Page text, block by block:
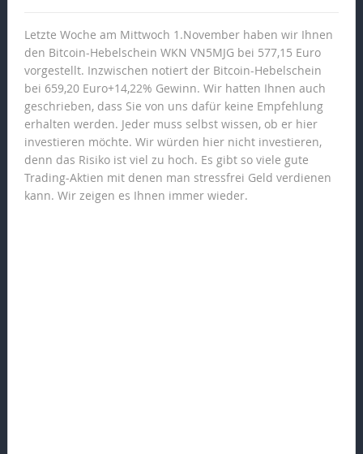
Letzte Woche am Mittwoch 1.November haben wir Ihnen
den Bitcoin-Hebelschein WKN VN5MJG bei 577,15 Euro
vorgestellt. Inzwischen notiert der Bitcoin-Hebelschein
bei 659,20 Euro+14,22% Gewinn. Wir hatten Ihnen auch
geschrieben, dass Sie von uns dafür keine Empfehlung
erhalten werden. Jeder muss selbst wissen, ob er hier
investieren möchte. Wir würden hier nicht investieren,
denn das Risiko ist viel zu hoch. Es gibt so viele gute
Trading-Aktien mit denen man stressfrei Geld verdienen
kann. Wir zeigen es Ihnen immer wieder.